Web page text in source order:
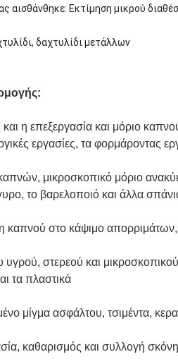
αισθάνθηκε: Εκτίμηση μικρού
δαχτυλίδι μετάλλων
η επεξεργασία και μόριο
εργασίες, τα φορμάροντας
μικροσκοπικό μόριο
το βαρελοποιό και άλλα
καπνού στο κάψιμο απορριμάτων,
υγρού, στερεού και
τα πλαστικά
μίγμα ασφάλτου, τσιμέντα,
καθαρισμός και συλλογή